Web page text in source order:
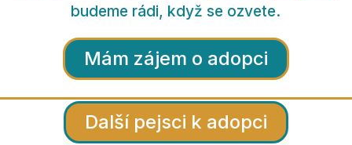
budeme rádi, když se ozvete.
Mám zájem o adopci
Další pejsci k adopci